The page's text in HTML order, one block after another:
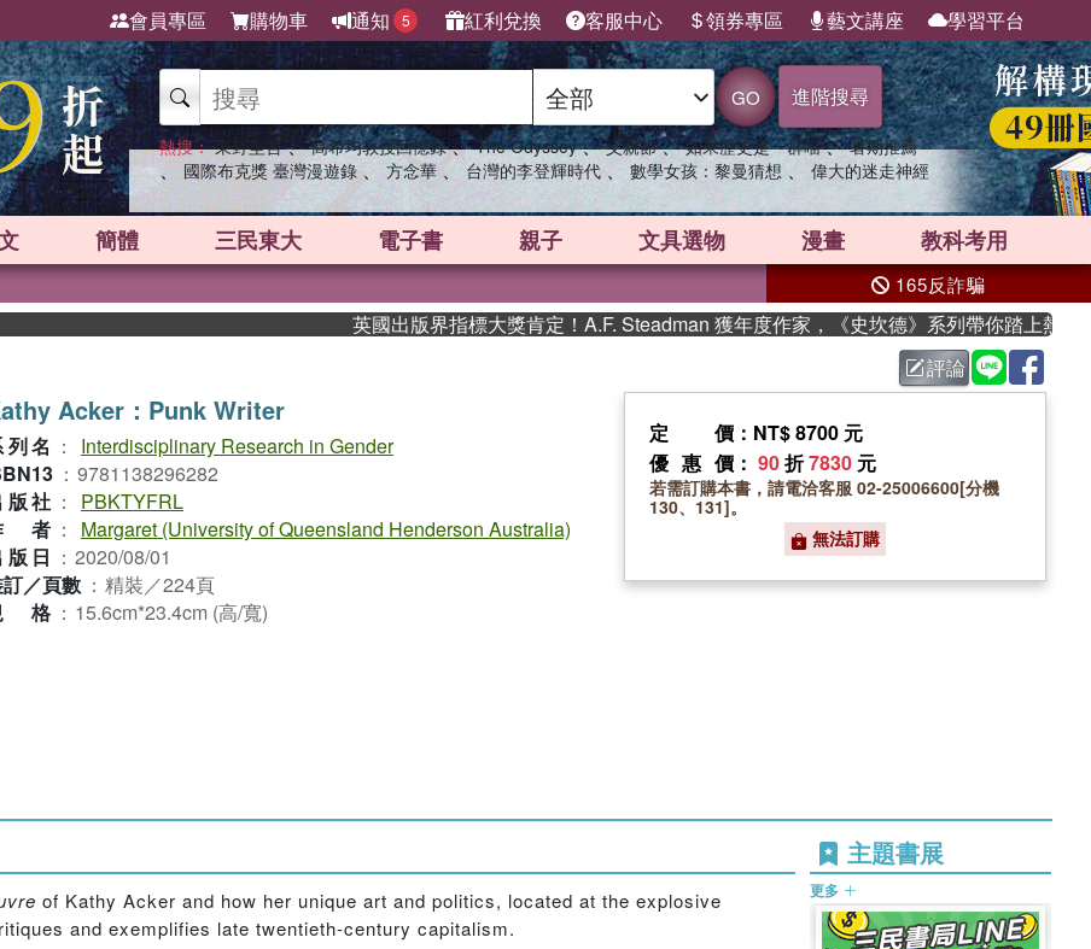
會員專區 購物車 通知 5 紅利兌換 客服中心 領券專區 藝文講座 學習平台
GO 進階搜尋
熱搜： 東野圭吾 、 高希均教授回憶錄 、 The Odyssey 、 父親節 、 如果歷史是一群喵 、 暑期推薦
、 國際布克獎 臺灣漫遊錄 、 方念華 、 台灣的李登輝時代 、 數學女孩：黎曼猜想 、 偉大的迷走神經
簡體 三民東大 電子書 親子 文具選物 漫畫 教科考用
165反詐騙
英國出版界指標大獎肯定！A.F. Steadman 獲年度作家，《史坎德》系列帶你踏上熱血奇幻
評論
Acker：Punk Writer
列名 ：
Interdisciplinary Research in Gender
： 9781138296282
版社 ：
PBKTYFRL
者 ：
Margaret (University of Queensland Henderson Australia)
版日 ： 2020/08/01
／頁數 ： 精裝／224頁
格 ： 15.6cm*23.4cm (高/寬)
定價 ：NT$ 8700 元
優惠價 ： 90折7830 元
若需訂購本書，請電洽客服 02-25006600[分機
130、131]。
無法訂購
of Kathy Acker and how her unique art and politics, located at the explosive
and exemplifies late twentieth-century capitalism.
主題書展
更多